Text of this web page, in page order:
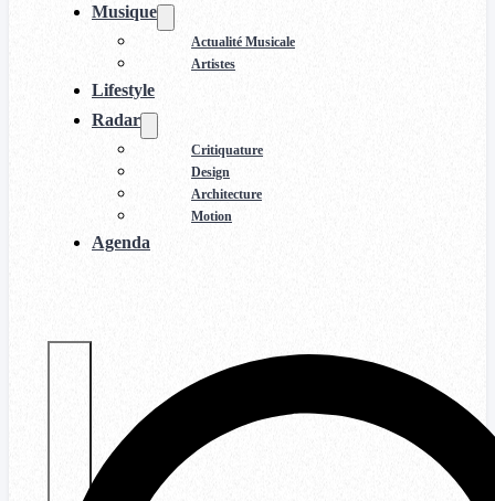
Musique
Actualité Musicale
Artistes
Lifestyle
Radar
Critiquature
Design
Architecture
Motion
Agenda